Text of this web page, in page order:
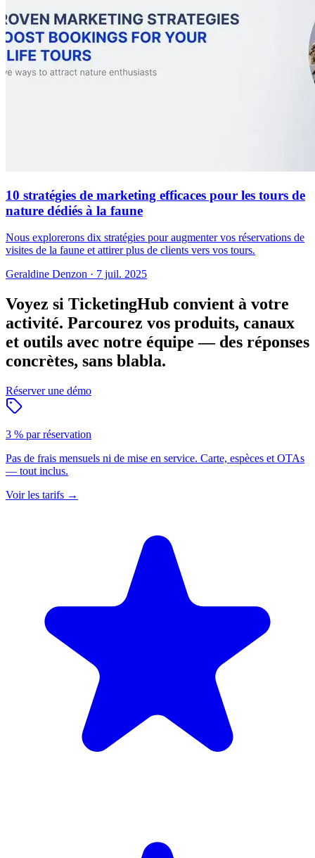
10 stratégies de marketing efficaces pour les tours de
nature dédiés à la faune
Nous explorerons dix stratégies pour augmenter vos réservations de
visites de la faune et attirer plus de clients vers vos tours.
Geraldine Denzon · 7 juil. 2025
Voyez si TicketingHub convient à votre
activité. Parcourez vos produits, canaux
et outils avec notre équipe — des réponses
concrètes, sans blabla.
Réserver une démo
3 % par réservation
Pas de frais mensuels ni de mise en service. Carte, espèces et OTAs
— tout inclus.
Voir les tarifs →